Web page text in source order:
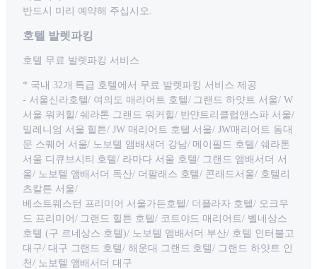
반드시 미리 예약해 주십시오.
호텔 발렛파킹
호텔 무료 발렛파킹 서비스
* 국내 32개 특급 호텔에서 무료 발렛파킹 서비스 제공
- 서울신라호텔/ 여의도 매리어트 호텔/ 그랜드 하얏트 서울/ W
서울 워커힐/ 쉐라톤 그랜드 워커힐/ 반얀트리클럽앤스파 서울/
밀레니엄 서울 힐튼/ JW 매리어트 호텔 서울/ JW매리어트 동대
문 스퀘어 서울/ 노보텔 앰배새더 강남/ 메이필드 호텔/ 쉐라톤
서울 디큐브시티 호텔/ 라마다 서울 호텔/ 그랜드 앰배서더 서
울/ 노보텔 앰배서더 독산/ 더팔래스 호텔/ 콘래드서울/ 호텔리
츠칼튼 서울/
베스트웨스턴 프리미어 서울가든호텔/ 더플라자 호텔/ 오크우
드 프리미어/ 그랜드 힐튼 호텔/ 코트야드 매리어트/ 벨네상스
호텔 (구 르네상스 호텔)/ 노보텔 앰배서더 부산/ 호텔 인터불고
대구/ 대구 그랜드 호텔/ 해운대 그랜드 호텔/ 그랜드 하얏트 인
천/ 노보텔 앰배서더 대구